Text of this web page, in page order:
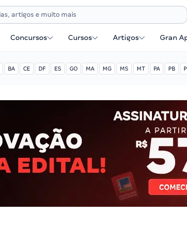
Concursos Cursos Artigos Gran
BA CE DF ES GO MA MG MS MT PA PB